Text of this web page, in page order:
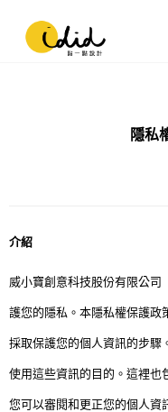
隱私
介紹
威小寶創意科技股份有限公司
護您的隱私。本隱私權保護政
採取保護您的個人資訊的步驟
使用這些資訊的目的。這裡也
您可以審閱和更正您的個人資